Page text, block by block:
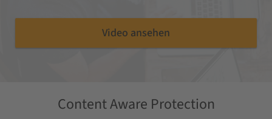
Video ansehen
Content Aware Protection